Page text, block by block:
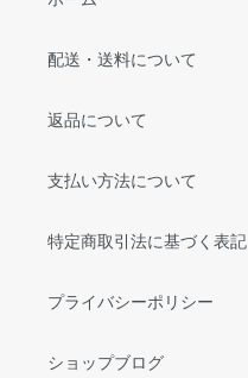
配送・送料について
返品について
支払い方法について
特定商取引法に基づく表記
プライバシーポリシー
ショップブログ